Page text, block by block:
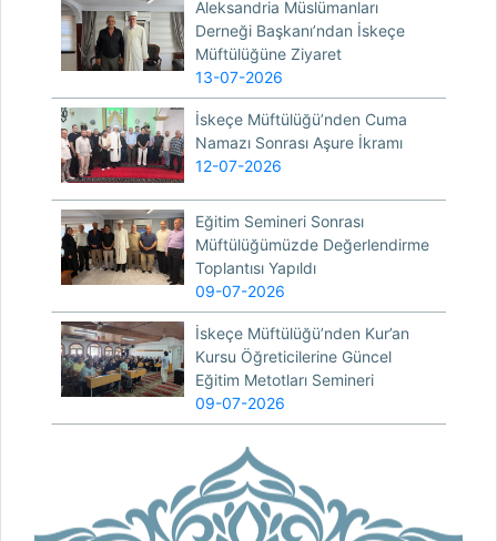
Aleksandria Müslümanları
Derneği Başkanı’ndan İskeçe
Müftülüğüne Ziyaret
13-07-2026
İskeçe Müftülüğü’nden Cuma
Namazı Sonrası Aşure İkramı
12-07-2026
Eğitim Semineri Sonrası
Müftülüğümüzde Değerlendirme
Toplantısı Yapıldı
09-07-2026
İskeçe Müftülüğü’nden Kur’an
Kursu Öğreticilerine Güncel
Eğitim Metotları Semineri
09-07-2026